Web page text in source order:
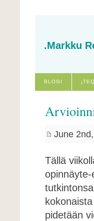
.Markku
BLOGI
June
Tällä
pidetään